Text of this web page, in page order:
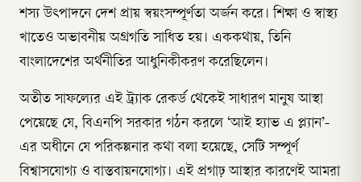
শস্য উৎপাদনে দেশ প্রায় স্বয়ংসম্পূর্ণতা অর্জন করে। শিক্ষা ও স্বাস্থ্য
খাতেও অভাবনীয় অগ্রগতি সাধিত হয়। এককথায়, তিনি
বাংলাদেশের অর্থনীতির আধুনিকীকরণ করেছিলেন।
অতীত সাফল্যের এই ট্র্যাক রেকর্ড থেকেই সাধারণ মানুষ আস্থা
পেয়েছে যে, বিএনপি সরকার গঠন করলে ‘আই হ্যাভ এ প্ল্যান’-
এর অধীনে যে পরিকল্পনার কথা বলা হয়েছে, সেটি সম্পূর্ণ
বিশ্বাসযোগ্য ও বাস্তবায়নযোগ্য। এই প্রগাঢ় আস্থার কারণেই আমরা